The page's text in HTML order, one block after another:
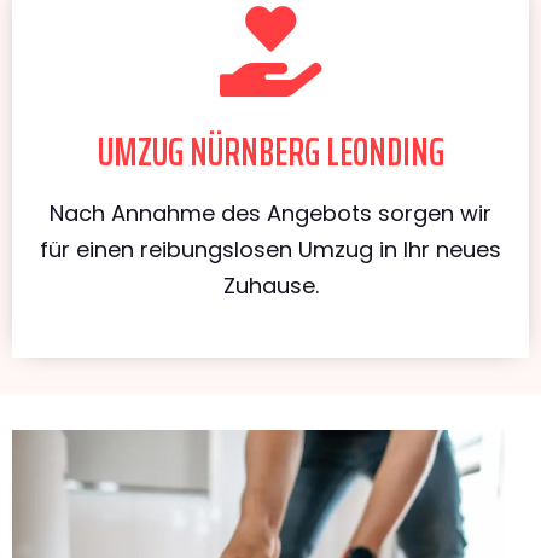
UMZUG NÜRNBERG LEONDING
Nach Annahme des Angebots sorgen wir
für einen reibungslosen Umzug in Ihr neues
Zuhause.